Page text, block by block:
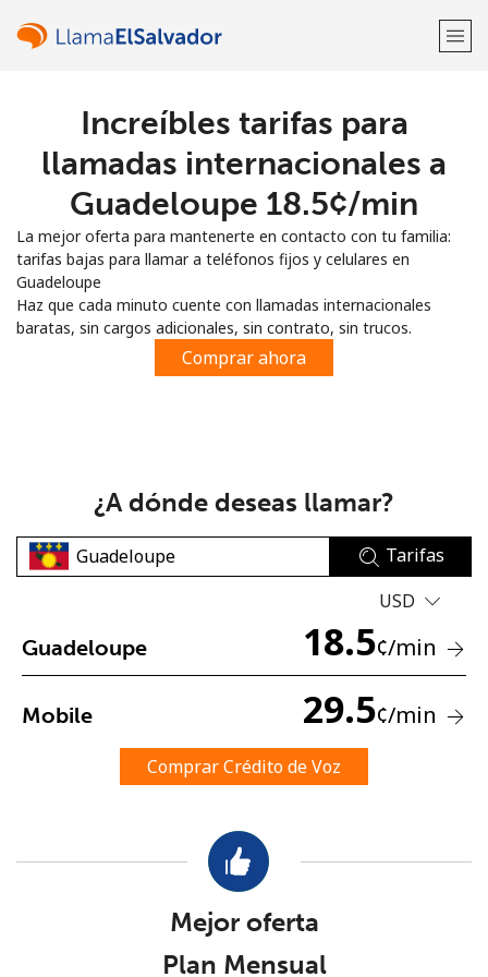
¡Bienvenido!
Regístrate con
o
No se ha creado una contraseña
Una letra mayúscula y una minúscula
Un caracter especial
Mantente en contacto para recibir nuestras mejores
Increíbles tarifas para
llamadas internacionales a
Guadeloupe ⁦18.5¢⁩/min
La mejor oferta para mantenerte en contacto con tu familia:
tarifas bajas para llamar a teléfonos fijos y celulares en
Guadeloupe
Haz que cada minuto cuente con llamadas internacionales
baratas, sin cargos adicionales, sin contrato, sin trucos.
Comprar ahora
¿A dónde deseas llamar?
Tarifas
USD
Guadeloupe 18.5¢/min
Mobile 29.5¢/min
Comprar Crédito de Voz
Mejor oferta
Plan Mensual